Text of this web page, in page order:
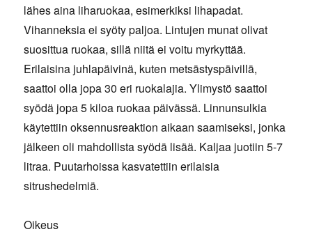
lähes aina liharuokaa, esimerkiksi lihapadat.
Vihanneksia ei syöty paljoa. Lintujen munat olivat
suosittua ruokaa, sillä niitä ei voitu myrkyttää.
Erilaisina juhlapäivinä, kuten metsästyspäivillä,
saattoi olla jopa 30 eri ruokalajia. Ylimystö saattoi
syödä jopa 5 kiloa ruokaa päivässä. Linnunsulkia
käytettiin oksennusreaktion aikaan saamiseksi, jonka
jälkeen oli mahdollista syödä lisää. Kaljaa juotiin 5-7
litraa. Puutarhoissa kasvatettiin erilaisia
sitrushedelmiä.
Oikeus